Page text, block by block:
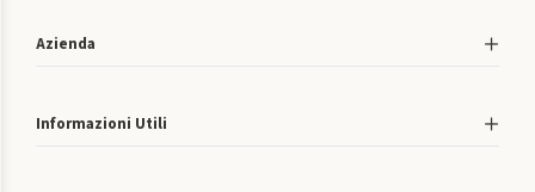
Azienda
Informazioni Utili